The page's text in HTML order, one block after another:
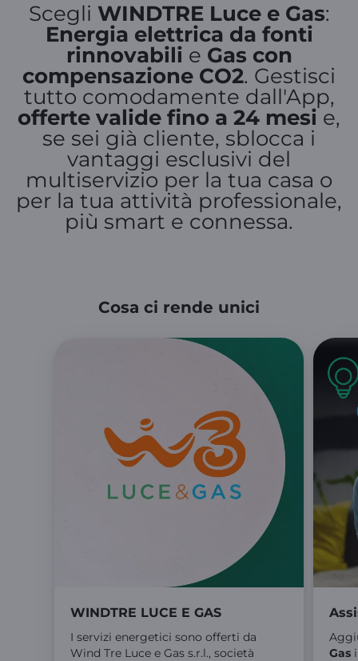
Scegli WINDTRE Luce e Gas:
Energia elettrica da fonti
rinnovabili e Gas con
compensazione CO2. Gestisci
tutto comodamente dall'App,
offerte valide fino a 24 mesi e,
se sei già cliente, sblocca i
vantaggi esclusivi del
multiservizio per la tua casa o
per la tua attività professionale,
più smart e connessa.
Cosa ci rende unici
WINDTRE LUCE E GAS
I servizi energetici sono offerti da
Wind Tre Luce e Gas s.r.l., società
Gas